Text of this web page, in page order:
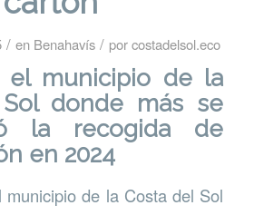
/ en Benahavís / porcostadelsol.eco
el municipio de la
donde más se
la recogida de
en 2024
municipio de la Costa del Sol